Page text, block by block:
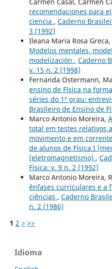
recomendaciones para
ciencia , Caderno
3 (1992)
Ileana Maria Rosa
Modelos mentales,
modelización , Caderno
v. 15 n. 2 (1998)
Fernanda Ostermann,
ensino de Física na
séries do 1º grau:
Brasileiro de Ensino de
Marco Antonio Moreira,
total em testes relativos
movimento e em
de alunos de Física I
(eletromagnetismo) ,
Física: v. 9 n. 2 (1992)
Marco Antonio Moreira,
ênfases curriculares e a
ciências , Caderno
n. 2 (1986)
1 2 > >>
Idioma